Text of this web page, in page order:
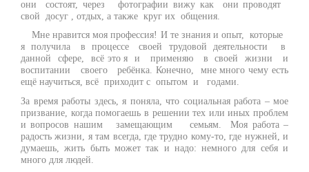
они состоят, через фотографии вижу как они проводят
свой досуг , отдых, а также круг их общения.
Мне нравится моя профессия! И те знания и опыт, которые
я получила в процессе своей трудовой деятельности в
данной сфере, всё это я и применяю в своей жизни и
воспитании своего ребёнка. Конечно, мне много чему есть
ещё научиться, всё приходит с опытом и годами.
За время работы здесь, я поняла, что социальная работа – мое
призвание, когда помогаешь в решении тех или иных проблем
и вопросов нашим замещающим семьям. Моя работа –
радость жизни, я там всегда, где трудно кому-то, где нужней, и
думаешь, жить быть может так и надо: немного для себя и
много для людей.